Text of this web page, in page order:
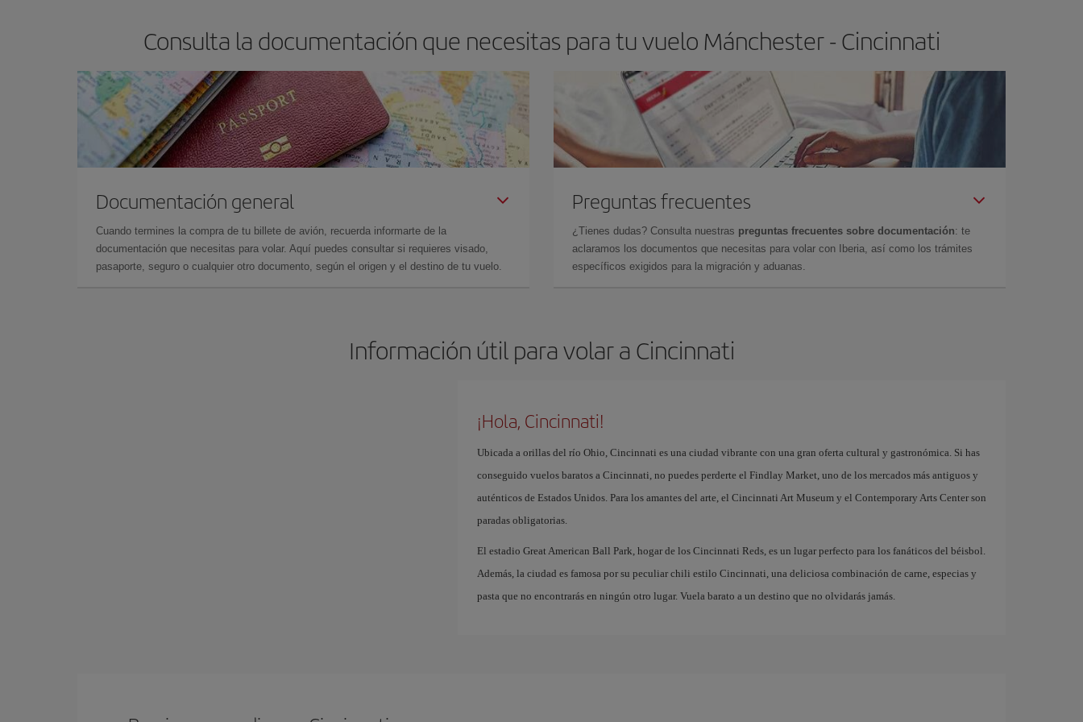
Consulta la documentación que necesitas para tu vuelo Mánchester - Cincinnati
Documentación general
Cuando termines la compra de tu billete de avión, recuerda informarte de la
documentación que necesitas para volar. Aquí puedes consultar si requieres visado,
pasaporte, seguro o cualquier otro documento, según el origen y el destino de tu vuelo.
Preguntas frecuentes
¿Tienes dudas? Consulta nuestras preguntas frecuentes sobre documentación: te
aclaramos los documentos que necesitas para volar con Iberia, así como los trámites
específicos exigidos para la migración y aduanas.
Información útil para volar a Cincinnati
¡Hola, Cincinnati!
Ubicada a orillas del río Ohio, Cincinnati es una ciudad vibrante con una gran oferta cultural y gastronómica. Si has
conseguido vuelos baratos a Cincinnati, no puedes perderte el Findlay Market, uno de los mercados más antiguos y
auténticos de Estados Unidos. Para los amantes del arte, el Cincinnati Art Museum y el Contemporary Arts Center son
paradas obligatorias.
El estadio Great American Ball Park, hogar de los Cincinnati Reds, es un lugar perfecto para los fanáticos del béisbol.
Además, la ciudad es famosa por su peculiar chili estilo Cincinnati, una deliciosa combinación de carne, especias y
pasta que no encontrarás en ningún otro lugar. Vuela barato a un destino que no olvidarás jamás.